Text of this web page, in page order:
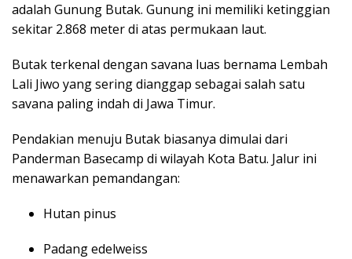
adalah Gunung Butak. Gunung ini memiliki ketinggian
sekitar 2.868 meter di atas permukaan laut.
Butak terkenal dengan savana luas bernama Lembah
Lali Jiwo yang sering dianggap sebagai salah satu
savana paling indah di Jawa Timur.
Pendakian menuju Butak biasanya dimulai dari
Panderman Basecamp di wilayah Kota Batu. Jalur ini
menawarkan pemandangan:
Hutan pinus
Padang edelweiss